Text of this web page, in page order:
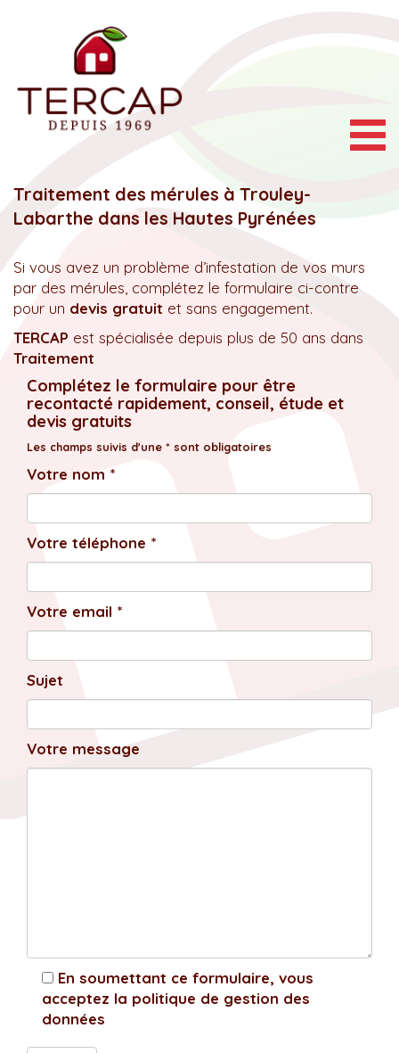
Traitement des mérules à Trouley-
Labarthe dans les Hautes Pyrénées
Si vous avez un problème d’infestation de vos murs
par des mérules, complétez le formulaire ci-contre
pour un devis gratuit et sans engagement.
TERCAP est spécialisée depuis plus de 50 ans dans
Traitement
Complétez le formulaire pour être
recontacté rapidement, conseil, étude et
devis gratuits
Les champs suivis d'une * sont obligatoires
Votre nom *
Votre téléphone *
Votre email *
Sujet
Votre message
En soumettant ce formulaire, vous
acceptez la politique de gestion des
données